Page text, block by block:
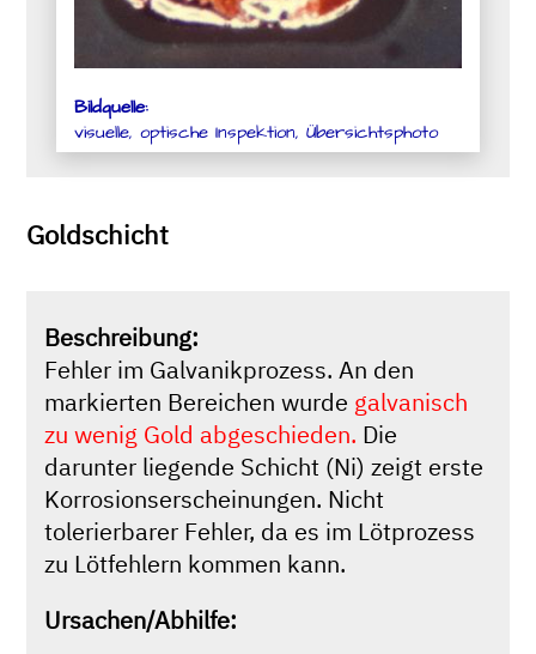
Bildquelle:
visuelle, optische Inspektion, Übersichtsphoto
Goldschicht
Beschreibung:
Fehler im Galvanikprozess. An den
markierten Bereichen wurde galvanisch
zu wenig Gold abgeschieden. Die
darunter liegende Schicht (Ni) zeigt erste
Korrosionserscheinungen. Nicht
tolerierbarer Fehler, da es im Lötprozess
zu Lötfehlern kommen kann.
Ursachen/Abhilfe: